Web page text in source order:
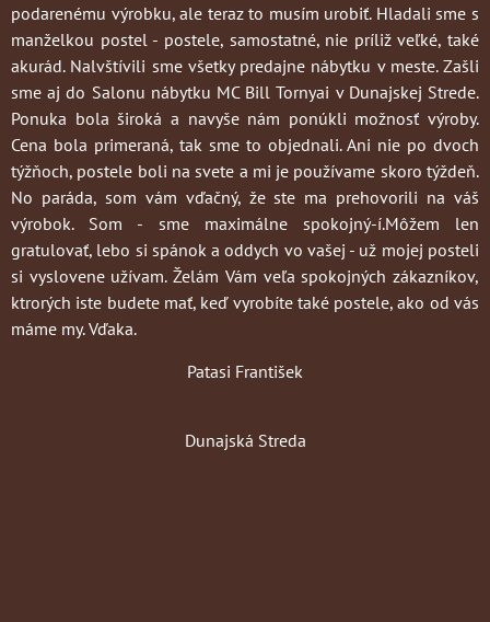
podarenému výrobku, ale teraz to musím urobiť. Hladali sme s
manželkou postel - postele, samostatné, nie príliž veľké, také
akurád. Nalvštívili sme všetky predajne nábytku v meste. Zašli
sme aj do Salonu nábytku MC Bill Tornyai v Dunajskej Strede.
Ponuka bola široká a navyše nám ponúkli možnosť výroby.
Cena bola primeraná, tak sme to objednali. Ani nie po dvoch
týžňoch, postele boli na svete a mi je používame skoro týždeň.
No paráda, som vám vďačný, že ste ma prehovorili na váš
výrobok. Som - sme maximálne spokojný-í.Môžem len
gratulovať, lebo si spánok a oddych vo vašej - už mojej posteli
si vyslovene užívam. Želám Vám veľa spokojných zákazníkov,
ktrorých iste budete mať, keď vyrobíte také postele, ako od vás
máme my. Vďaka.
Patasi František
Dunajská Streda